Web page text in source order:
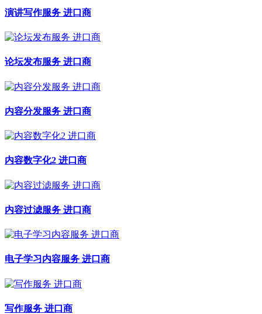
演讲写作服务 进口商
论坛发布服务 进口商
内容分发服务 进口商
内容数字化2 进口商
内容过滤服务 进口商
电子学习内容服务 进口商
写作服务 进口商